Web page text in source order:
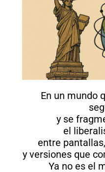
En un mundo
y se
el
entre
y versiones que
Ya no es el